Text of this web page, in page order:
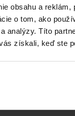
obsahu a
o tom, ako
analýzy. Títo
získali, keď ste
SF38
SF45
SF60
SF65
SF85